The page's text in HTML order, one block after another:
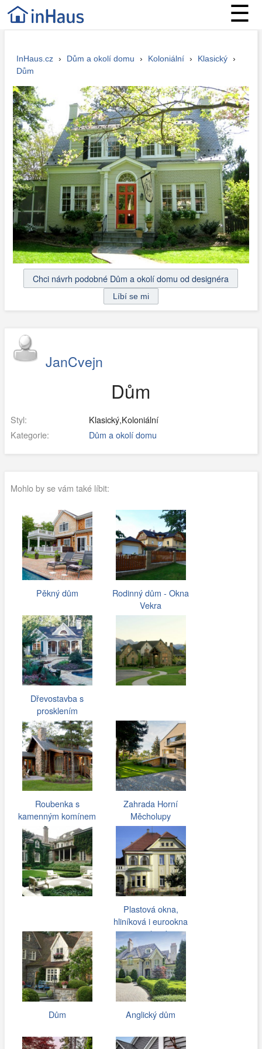
☰
InHaus.cz › Dům a okolí domu › Koloniální › Klasický ›
Dům
Chci návrh podobné Dům a okolí domu od designéra
JanCvejn
Dům
Styl:
Klasický,Koloniální
Kategorie:
Dům a okolí domu
Mohlo by se vám také líbit:
Pěkný dům
Rodinný dům - Okna
Vekra
Dřevostavba s
prosklením
Roubenka s
kamenným komínem
Zahrada Horní
Měcholupy
Plastová okna,
hliníková i eurookna
pro rodinné…
Dům Anglický dům